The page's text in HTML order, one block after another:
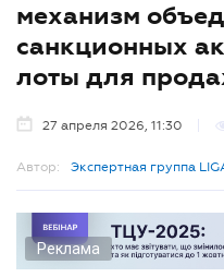
механизм
санкционных
лоты для
27 апреля 2026, 11:30
Автор: Экспертная группа
Реклама